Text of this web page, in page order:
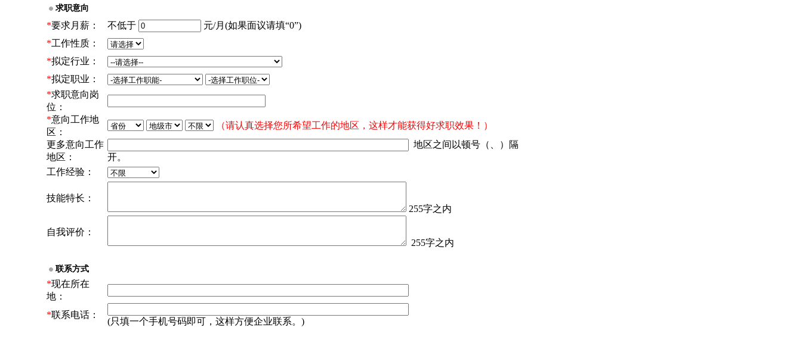
求职意向
*要求月薪： 不低于
元/月(如果面议请填“0”)
*工作性质：
*拟定行业：
*拟定职业：
*求职意向岗
位：
*意向工作地
区：
（请认真选择您所希望工作的地区，这样才能获得好求职效果！）
更多意向工作
地区：
地区之间以顿号（、）隔
开。
工作经验：
技能特长：
255字之内
自我评价：
255字之内
联系方式
*现在所在
地：
*联系电话：
(只填一个手机号码即可，这样方便企业联系。)